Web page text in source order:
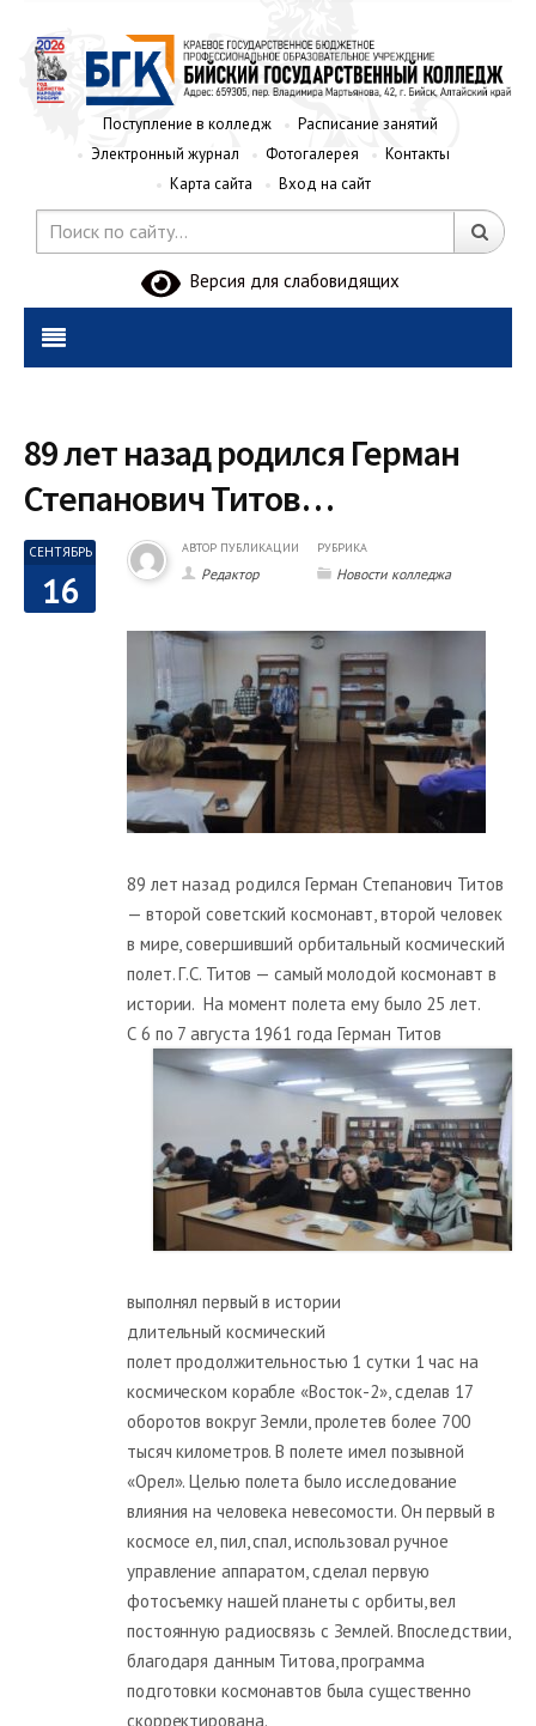
Поступление в колледж
Расписание занятий
Электронный журнал
Фотогалерея
Контакты
Карта сайта
Вход на сайт
Версия для слабовидящих
89 лет назад родился Герман
Степанович Титов…
СЕНТЯБРЬ
16
АВТОР ПУБЛИКАЦИИ
Редактор
РУБРИКА
Новости колледжа
89 лет назад родился Герман Степанович Титов
— второй советский космонавт, второй человек
в мире, совершивший орбитальный космический
полет. Г.С. Титов — самый молодой космонавт в
истории. На момент полета ему было 25 лет.
С 6 по 7 августа 1961 года Герман Титов
выполнял первый в истории
длительный космический
полет продолжительностью 1 сутки 1 час на
космическом корабле «Восток-2», сделав 17
оборотов вокруг Земли, пролетев более 700
тысяч километров. В полете имел позывной
«Орел». Целью полета было исследование
влияния на человека невесомости. Он первый в
космосе ел, пил, спал, использовал ручное
управление аппаратом, сделал первую
фотосъемку нашей планеты с орбиты, вел
постоянную радиосвязь с Землей. Впоследствии,
благодаря данным Титова, программа
подготовки космонавтов была существенно
скорректирована.